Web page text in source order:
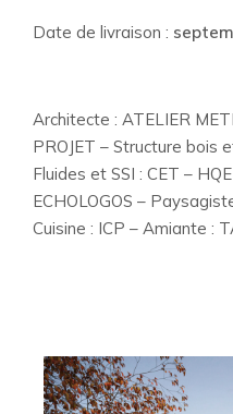
Date de livraison :
Architecte : ATELIER
PROJET – Structure bois
Fluides et SSI : CET –
ECHOLOGOS –
Cuisine : ICP – Amiante :